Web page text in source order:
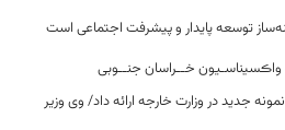
توسعه پایدار و پیشرفت اجتماعی است
خــراسان جنــوبی
جدید در وزارت خارجه ارائه داد/ وی وزیر